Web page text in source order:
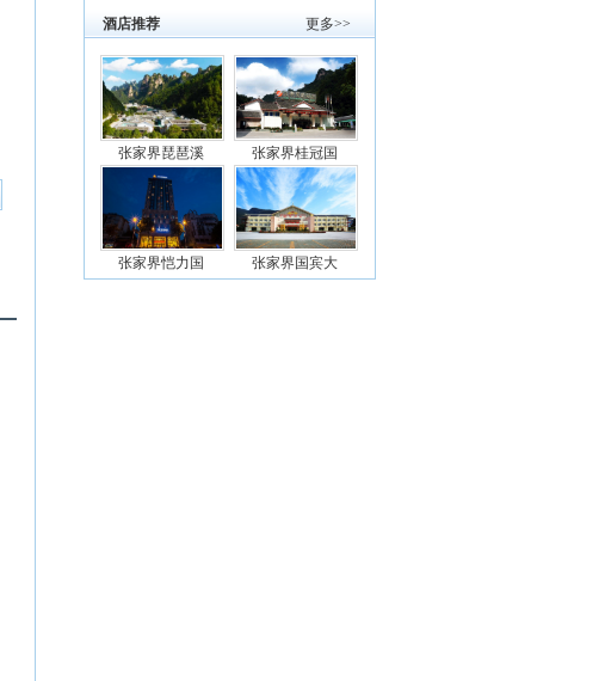
更多>>
酒店推荐
张家界琵琶溪 张家界桂冠国
张家界恺力国 张家界国宾大